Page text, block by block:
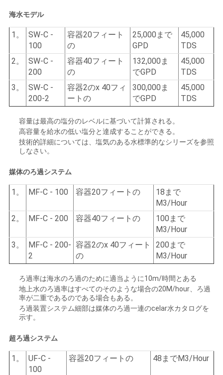
海水モデル
1。
SW-C -
100
容器20フィート
の
25,000まで
GPD
45,000
TDS
2。
SW-C -
200
容器40フィート
の
132,000ま
でGPD
45,000
TDS
3。
SW-C -
200-2
容器2のx 40フィ
ートの
300,000ま
でGPD
45,000
TDS
容量は最高の塩分のレベルに基づいて計算される。
高容量を給水の低い塩分と達成することができる。
技術的詳細については、塩気のある水標準的なシリーズを参照
しなさい。
媒体のろ過システム
1。 MF-C - 100 容器20フィートの
18まで
M3/Hour
2。
MF-C - 200 容器40フィートの
100まで
M3/Hour
3。
MF-C - 200-
2
容器2のx 40フィート
の
200まで
M3/Hour
ろ過率は海水のろ過のために適当ように10m/時間とある
地上水のろ過率はすべてのそのような場合の20M/hour、ろ過
率が二重であるのである場合もある。
ろ過装置システム細部は媒体のろ過一連のcelar水カタログを
示す。
超ろ過システム
1。
UF-C -
100
容器20フィートの 48までM3/Hour